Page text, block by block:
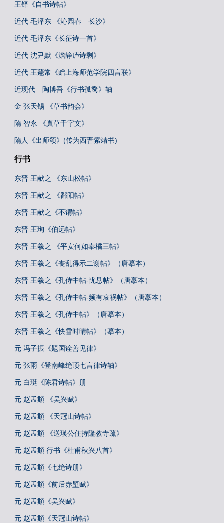
王铎《自书诗帖》
近代 毛泽东 《沁园春 长沙》
近代 毛泽东《长征诗一首》
近代 沈尹默《澹静庐诗剩》
近代 王蘧常《赠上海师范学院四言联》
近现代 陶博吾《行书孤鹜》轴
金 张天锡 《草书韵会》
隋 智永 《真草千字文》
隋人《出师颂》(传为西晋索靖书)
行书
东晋 王献之 《东山松帖》
东晋 王献之 《鄱阳帖》
东晋 王献之《不谓帖》
东晋 王珣《伯远帖》
东晋 王羲之 《平安何如奉橘三帖》
东晋 王羲之《丧乱得示二谢帖》（唐摹本）
东晋 王羲之《孔侍中帖-忧悬帖》（唐摹本）
东晋 王羲之《孔侍中帖-频有哀祸帖》（唐摹本）
东晋 王羲之《孔侍中帖》（唐摹本）
东晋 王羲之《快雪时晴帖》（摹本）
元 冯子振《题国诠善见律》
元 张雨《登南峰绝顶七言律诗轴》
元 白珽《陈君诗帖》册
元 赵孟頫 《吴兴赋》
元 赵孟頫 《天冠山诗帖》
元 赵孟頫 《送瑛公住持隆教寺疏》
元 赵孟頫 行书《杜甫秋兴八首》
元 赵孟頫《七绝诗册》
元 赵孟頫《前后赤壁赋》
元 赵孟頫《吴兴赋》
元 赵孟頫《天冠山诗帖》